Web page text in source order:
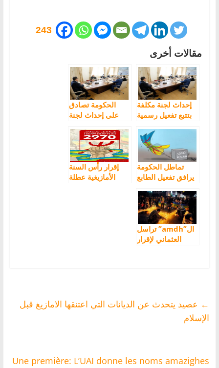
243
مقالات أخرى
إحداث لجنة مكلفة
بتتبع تفعيل رسمية
طاولة الحكومة
الخميس
الحكومة تصادق
على إحداث لجنة
الطابع الرسمي
للأمازيغية
تماطل الحكومة
يرافق تفعيل الطابع
الأمازيغية بالمغرب
إقرار رأس السنة
الأمازيغية عطلة
ال”amdh” تراسل
العثماني لإقرار
← عصيد يتحدث عن الديانات التي اعتنقها الامازيغ قبل
الإسلام
Une première: L’UAI donne les noms amazighes